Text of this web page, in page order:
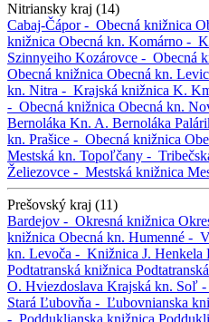
Nitriansky kraj (14)
Cabaj-Čápor - Obecná knižnica
knižnica Obecná kn. Komárno -
Szinnyeiho Kozárovce - Obecná
Obecná knižnica Obecná kn.
kn. Nitra - Krajská knižnica K.
- Obecná knižnica Obecná kn.
Bernoláka Kn. A. Bernoláka
kn. Prašice - Obecná knižnica
Mestská kn. Topoľčany -
Želiezovce - Mestská knižnica
Prešovský kraj (11)
Bardejov - Okresná knižnica
knižnica Obecná kn. Humenné -
kn. Levoča - Knižnica J. Henkela
Podtatranská knižnica
O. Hviezdoslava Krajská kn. Soľ -
Stará Ľubovňa - Ľubovnianska
- Podduklianska knižnica